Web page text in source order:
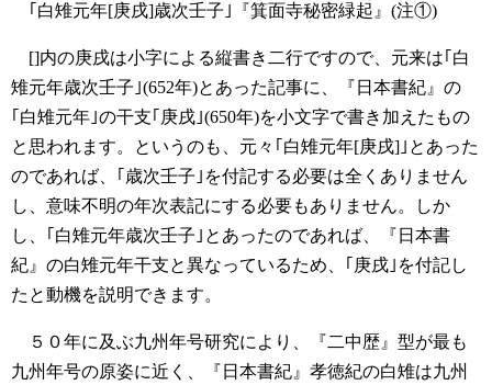
｢白雉元年[庚戌]歳次壬子｣『箕面寺秘密緑起』(注①)
[]内の庚戌は小字による縦書き二行ですので、元来は｢白
雉元年歳次壬子｣(652年)とあった記事に、『日本書紀』の
｢白雉元年｣の干支｢庚戌｣(650年)を小文字で書き加えたもの
と思われます。というのも、元々｢白雉元年[庚戌]｣とあった
のであれば、｢歳次壬子｣を付記する必要は全くありません
し、意味不明の年次表記にする必要もありません。しか
し、｢白雉元年歳次壬子｣とあったのであれば、『日本書
紀』の白雉元年干支と異なっているため、｢庚戌｣を付記し
たと動機を説明できます。
５０年に及ぶ九州年号研究により、『二中歴』型が最も
九州年号の原姿に近く、『日本書紀』孝徳紀の白雉は九州